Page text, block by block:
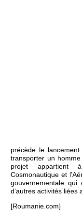
précède le
transporter un
projet appartient
Cosmonautique et
gouvernementale
d’autres activités liées
[Roumanie.com]